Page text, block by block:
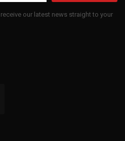
our latest news straight to your